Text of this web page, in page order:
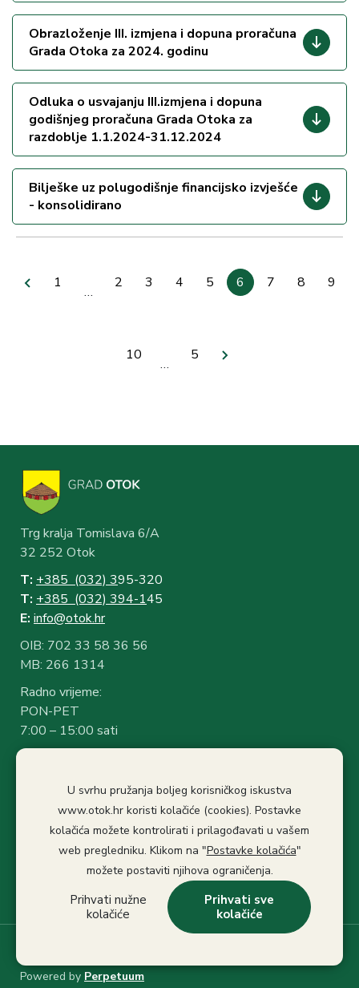
Obrazloženje III. izmjena i dopuna proračuna
Grada Otoka za 2024. godinu
Odluka o usvajanju III.izmjena i dopuna
godišnjeg proračuna Grada Otoka za
razdoblje 1.1.2024-31.12.2024
Bilješke uz polugodišnje financijsko izvješće
- konsolidirano
PreviousFirst
1
…
Stranica
2 Stranica
3 Stranica
4 Stranica
5
Current
page
6 Stranica
7 Stranica
8 9
Stranica
10
…
Last
5
Next
Trg kralja Tomislava 6/A
32 252 Otok
T: +385 (032) 395-320
T: +385 (032) 394-145
E: info@otok.hr
OIB: 702 33 58 36 56
MB: 266 1314
Radno vrijeme:
PON-PET
7:00 – 15:00 sati
Stanka: 10:30-11.00
Politika privatnosti
Izjava o pristupačnosti
Pristup informacijama
Powered by Perpetuum
U svrhu pružanja boljeg korisničkog iskustva
www.otok.hr koristi kolačiće (cookies). Postavke
kolačića možete kontrolirati i prilagođavati u vašem
web pregledniku. Klikom na "Postavke kolačića"
možete postaviti njihova ograničenja.
Prihvati nužne
kolačiće
Prihvati sve
kolačiće